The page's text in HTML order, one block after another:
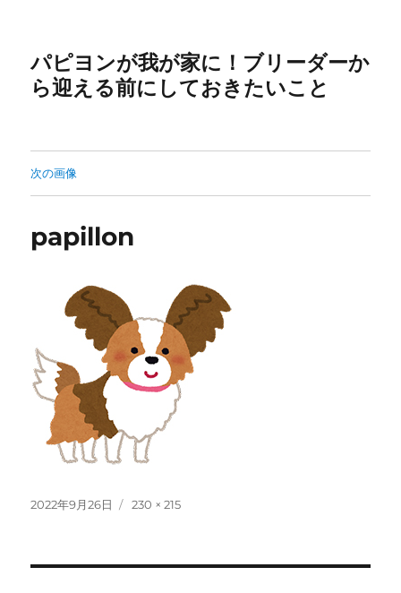
パピヨンが我が家に！ブリーダーか
ら迎える前にしておきたいこと
次の画像
papillon
投
2022年9月26日
フ
230 × 215